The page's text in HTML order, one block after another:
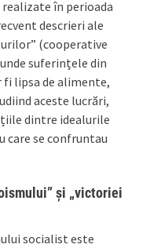
în perioada
descrieri ale
(cooperative
suferințele din
fi lipsa de alimente,
aceste lucrări,
dintre idealurile
care se confruntau
și „victoriei
socialist este